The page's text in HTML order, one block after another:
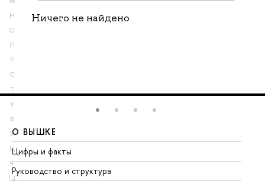
Н
О
П
Р
С
Т
У
Ф
Х
Ц
Ч
Ш
Ничего не найдено
О ВЫШКЕ
Цифры и факты
Руководство и структура